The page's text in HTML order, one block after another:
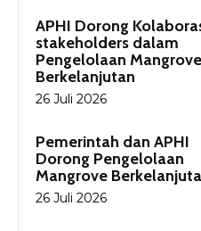
APHI Dorong
stakeholders dalam
Pengelolaan Mangrove
Berkelanjutan
26 Juli 2026
Pemerintah dan APHI
Dorong Pengelolaan
Mangrove
26 Juli 2026